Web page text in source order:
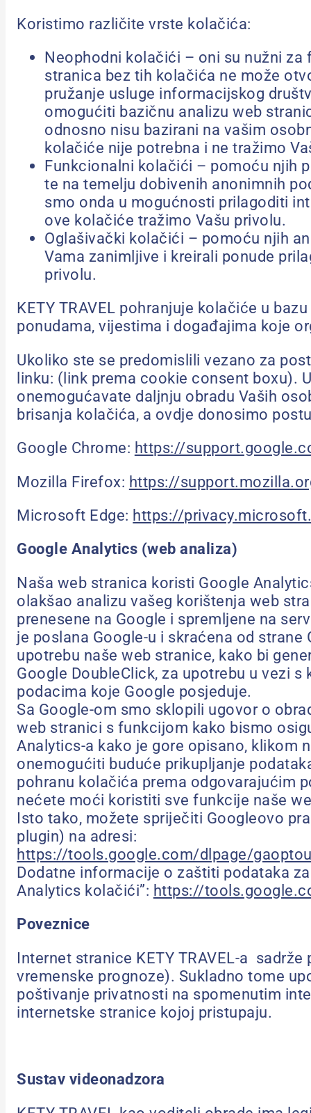
Koristimo različite vrste kolačića:
Neophodni kolačići – oni su nužni
stranica bez tih kolačića ne može
pružanje usluge informacijskog
omogućiti bazičnu analizu web
odnosno nisu bazirani na vašim
kolačiće nije potrebna i ne tražimo
Funkcionalni kolačići – pomoću njih
te na temelju dobivenih anonimnih
smo onda u mogućnosti prilagoditi
ove kolačiće tražimo Vašu privolu.
Oglašivački kolačići – pomoću njih
Vama zanimljive i kreirali ponude
privolu.
KETY TRAVEL pohranjuje kolačiće u
ponudama, vijestima i događajima koje
Ukoliko ste se predomislili vezano za
linku: (link prema cookie consent boxu).
onemogućavate daljnju obradu Vaših
brisanja kolačića, a ovdje donosimo
Google Chrome: https://
Mozilla Firefox: https://
Microsoft Edge: https://
Google Analytics (web analiza)
Naša web stranica koristi Google
olakšao analizu vašeg korištenja web
prenesene na Google i spremljene na
je poslana Google-u i skraćena od
upotrebu naše web stranice, kako bi
Google DoubleClick, za upotrebu u vezi
podacima koje Google posjeduje.
Sa Google-om smo sklopili ugovor o
web stranici s funkcijom kako bismo
Analytics-a kako je gore opisano, klikom
onemogućiti buduće prikupljanje
pohranu kolačića prema odgovarajućim
nećete moći koristiti sve funkcije naše
Isto tako, možete spriječiti Googleovo
plugin) na adresi:
https://tools.google.com/dlpage/
Dodatne informacije o zaštiti podataka
Analytics kolačići”: https://
Poveznice
Internet stranice KETY TRAVEL-a
vremenske prognoze). Sukladno tome
poštivanje privatnosti na spomenutim
internetske stranice kojoj pristupaju.
Sustav videonadzora